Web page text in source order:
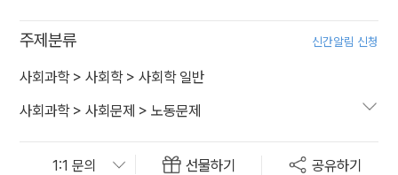
주제분류 신간알림 신청
사회과학> 사회학> 사회학 일반
사회과학> 사회문제 > 노동문제
선물하기 공유하기